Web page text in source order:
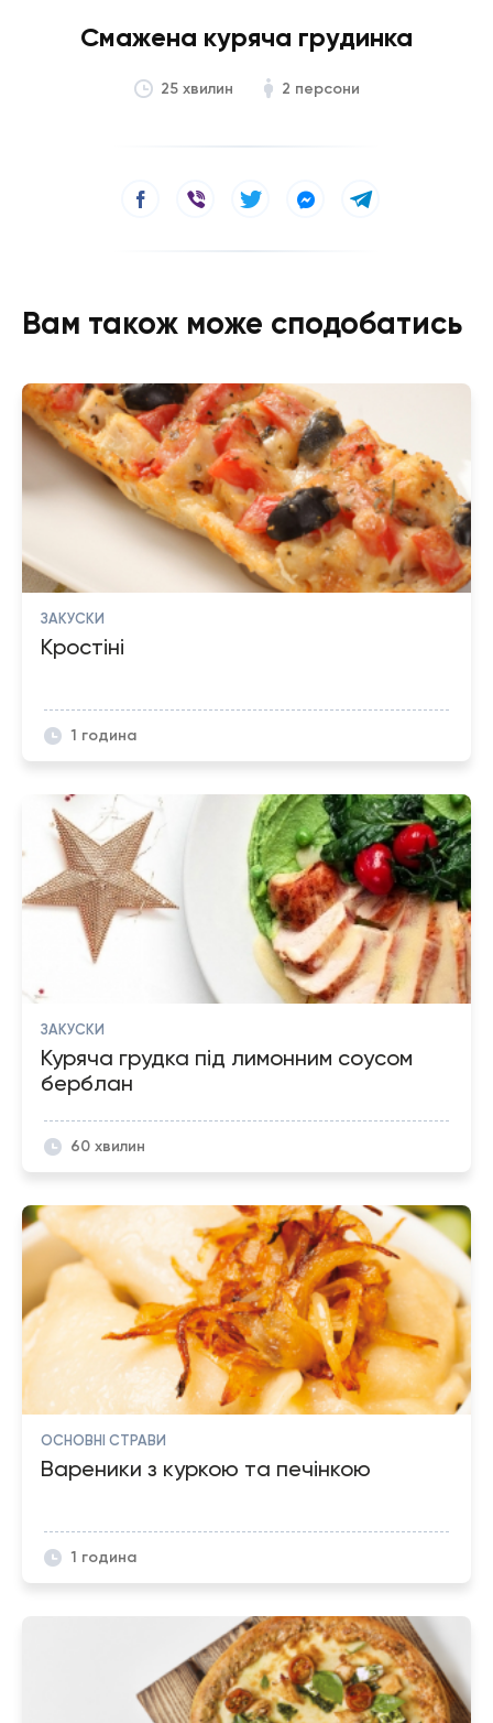
Смажена куряча грудинка
25 хвилин 2 персони
Вам також може сподобатись
ЗАКУСКИ
Кростіні
1 година
ЗАКУСКИ
Куряча грудка під лимонним соусом
берблан
60 хвилин
ОСНОВНІ СТРАВИ
Вареники з куркою та печінкою
1 година